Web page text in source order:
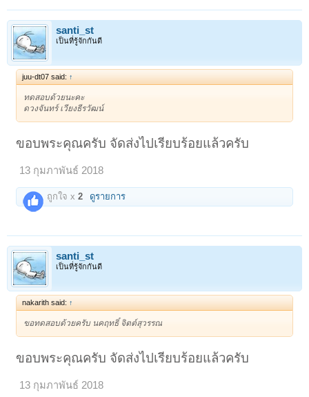
santi_st
เป็นที่รู้จักกันดี
juu-dt07 said: ↑
ทดสอบด้วยนะคะ
ดวงจันทร์ เวียงธีรวัฒน์
ขอบพระคุณครับ จัดส่งไปเรียบร้อยแล้วครับ
13 กุมภาพันธ์ 2018
ถูกใจ x2 ดูรายการ
santi_st
เป็นที่รู้จักกันดี
nakarith said: ↑
ขอทดสอบด้วยครับ นคฤทธิ์ จิตต์สุวรรณ
ขอบพระคุณครับ จัดส่งไปเรียบร้อยแล้วครับ
13 กุมภาพันธ์ 2018